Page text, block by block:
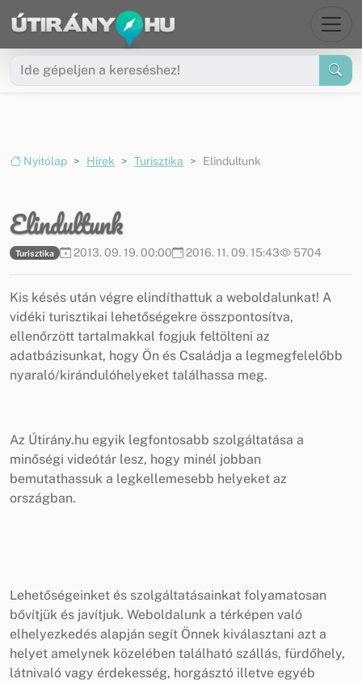
Ugrás a menüre
Ugrás a tartalomra
Nyitólap Hírek Turisztika Elindultunk
Elindultunk
Turisztika 2013. 09. 19. 00:00 2016. 11. 09. 15:43 5704
Kis késés után végre elindíthattuk a weboldalunkat! A
vidéki turisztikai lehetőségekre összpontosítva,
ellenőrzött tartalmakkal fogjuk feltölteni az
adatbázisunkat, hogy Ön és Családja a legmegfelelőbb
nyaraló/kirándulóhelyeket találhassa meg.
Az Útirány.hu egyik legfontosabb szolgáltatása a
minőségi videótár lesz, hogy minél jobban
bemutathassuk a legkellemesebb helyeket az
országban.
Lehetőségeinket és szolgáltatásainkat folyamatosan
bővítjük és javítjuk. Weboldalunk a térképen való
elhelyezkedés alapján segít Önnek kiválasztani azt a
helyet amelynek közelében található szállás, fürdőhely,
látnivaló vagy érdekesség, horgásztó illetve egyéb